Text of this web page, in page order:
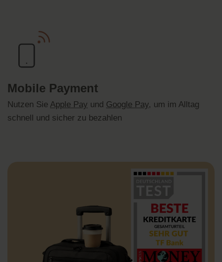
Mobile Payment
Nutzen Sie Apple Pay und Google Pay, um im Alltag
schnell und sicher zu bezahlen